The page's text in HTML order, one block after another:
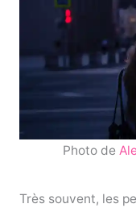
Photo de
Très souvent, les